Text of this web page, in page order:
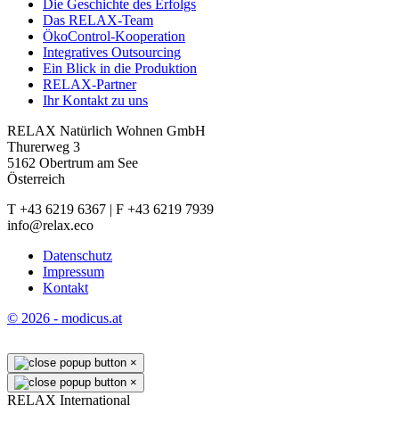
Die Geschichte des Erfolgs
Das RELAX-Team
ÖkoControl-Kooperation
Integratives Outsourcing
Ein Blick in die Produktion
RELAX-Partner
Ihr Kontakt zu uns
RELAX Natürlich Wohnen GmbH
Thurerweg 3
5162 Obertrum am See
Österreich
T +43 6219 6367 | F +43 6219 7939
info@relax.eco
Datenschutz
Impressum
Kontakt
© 2026 - modicus.at
×
×
RELAX International